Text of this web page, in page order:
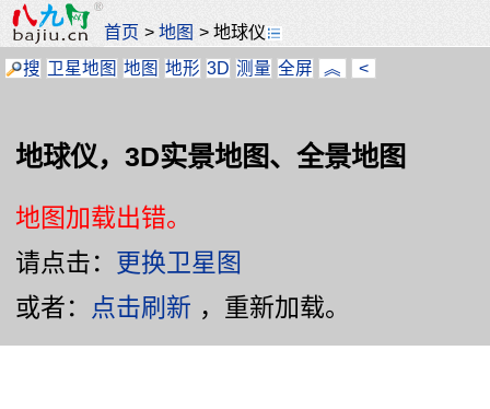
首页 >地图 >地球仪
搜 卫星地图 地图 地形 3D 测量 全屏 ︽ <
地球仪，3D实景地图、全景地图
地图加载出错。
请点击： 更换卫星图
或者：
点击刷新 ，重新加载。